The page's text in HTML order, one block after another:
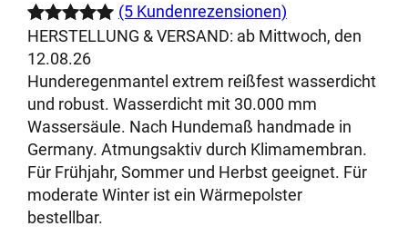
Bewertet
mit5.00
von 5,
basierend
auf
5
Kundenbewe
rtungen
(5 Kundenrezensionen)
HERSTELLUNG & VERSAND: ab Mittwoch, den
12.08.26
Hunderegenmantel extrem reißfest wasserdicht
und robust. Wasserdicht mit 30.000 mm
Wassersäule. Nach Hundemaß handmade in
Germany. Atmungsaktiv durch Klimamembran.
Für Frühjahr, Sommer und Herbst geeignet. Für
moderate Winter ist ein Wärmepolster
bestellbar.